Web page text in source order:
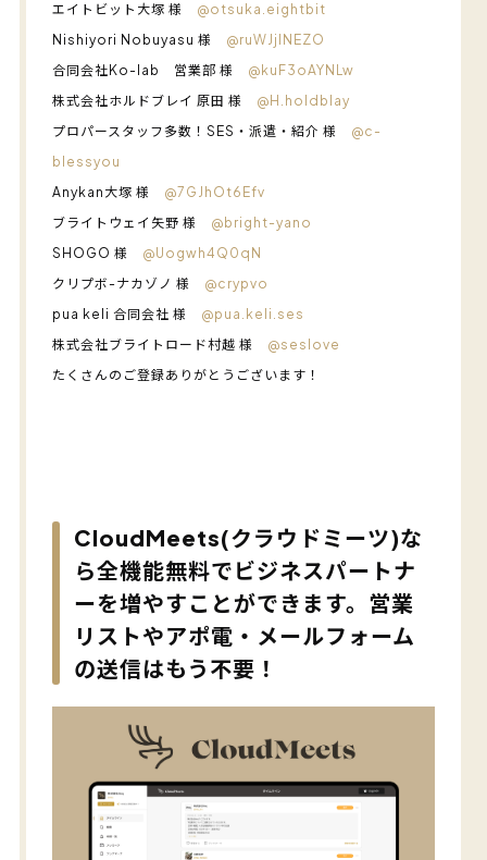
エイトビット大塚 様 @otsuka.eightbit
Nishiyori Nobuyasu 様 @ruWJjlNEZO
合同会社Ko-lab 営業部 様 @kuF3oAYNLw
株式会社ホルドブレイ 原田 様 @H.holdblay
プロパースタッフ多数！SES・派遣・紹介 様 @c-
blessyou
Anykan大塚 様 @7GJhOt6Efv
ブライトウェイ矢野 様 @bright-yano
SHOGO 様 @Uogwh4Q0qN
クリプボ-ナカゾノ 様 @crypvo
pua keli 合同会社 様 @pua.keli.ses
株式会社ブライトロード村越 様 @seslove
たくさんのご登録ありがとうございます！
CloudMeets(クラウドミーツ)な
ら全機能無料でビジネスパートナ
ーを増やすことができます。営業
リストやアポ電・メールフォーム
の送信はもう不要！